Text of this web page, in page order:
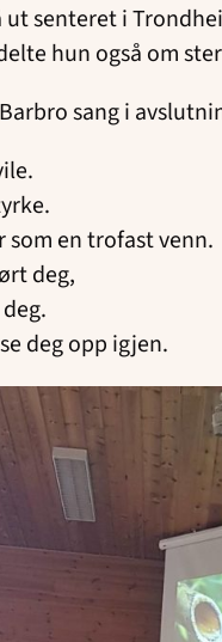
ut senteret i
hun også om
sang i
som en trofast venn.
deg,
deg opp igjen.